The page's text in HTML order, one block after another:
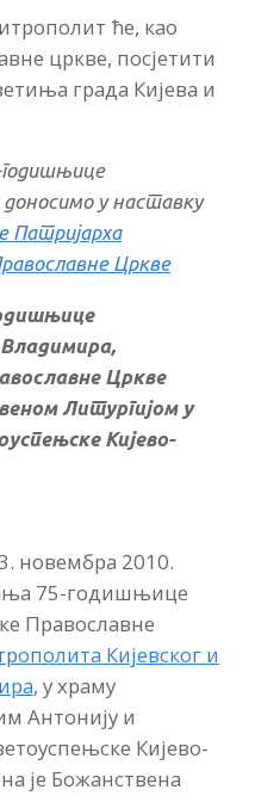
ће, као
цркве, посјетити
града Кијева и
у наставку
Патријарха
Цркве
Цркве
Литургијом у
Кијево-
новембра 2010.
75-годишњице
Православне
Кијевског и
, у храму
Антонију и
Кијево-
је Божанствена